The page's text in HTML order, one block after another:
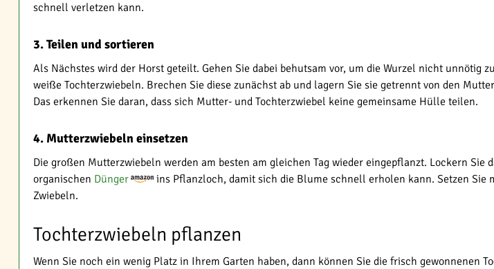
schnell verletzen kann.
3. Teilen und sortieren
Als Nächstes wird der Horst geteilt. Gehen Sie dabei behutsam vor, um die Wurzel nicht
weiße Tochterzwiebeln. Brechen Sie diese zunächst ab und lagern Sie sie getrennt von den
Das erkennen Sie daran, dass sich Mutter- und Tochterzwiebel keine gemeinsame Hülle teilen.
4. Mutterzwiebeln einsetzen
Die großen Mutterzwiebeln werden am besten am gleichen Tag wieder eingepflanzt. Lockern
organischen Dünger
ins Pflanzloch, damit sich die Blume schnell erholen kann. Setzen
Zwiebeln.
Tochterzwiebeln pflanzen
Wenn Sie noch ein wenig Platz in Ihrem Garten haben, dann können Sie die frisch gewonnenen